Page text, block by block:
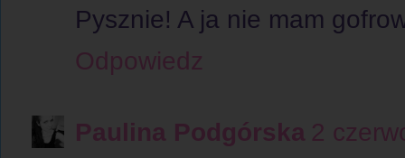
Pysznie! A ja nie mam
Odpowiedz
Paulina Podgórska 2